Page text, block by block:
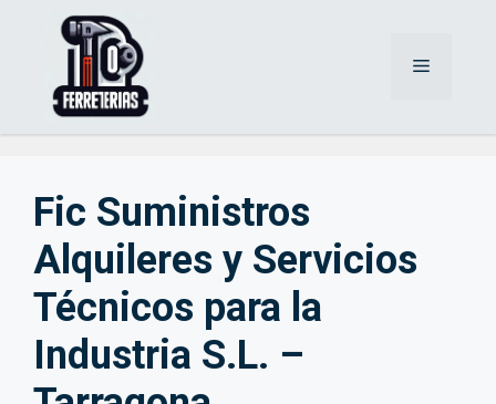
Menú
Fic Suministros
Alquileres y Servicios
Técnicos para la
Industria S.L. –